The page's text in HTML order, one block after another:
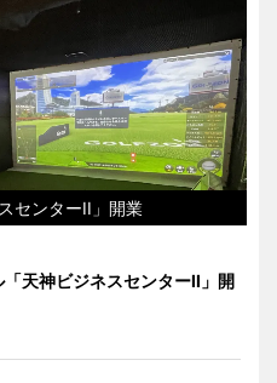
センターII」開業
天神ビジネスセンターII」開